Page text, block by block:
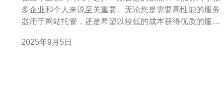
多企业和个人来说至关重要。无论您是需要高性能的服务
器用于网站托管，还是希望以较低的成本获得优质的服
析它们在行业中的表现。 最佳欧洲VPS推荐 首先，我们来
2025年9月5日